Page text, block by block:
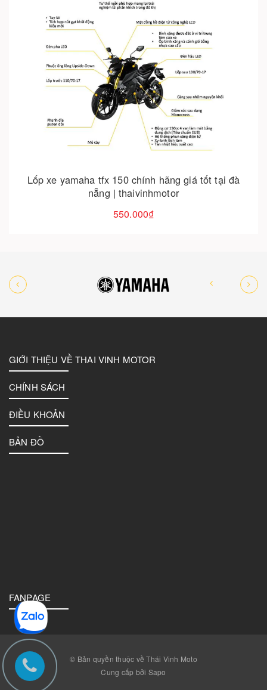
Lốp xe yamaha tfx 150 chính hãng giá tốt tại đà
nẵng | thaivinhmotor
550.000₫
Cho vào giỏ hàng
GIỚI THIỆU VỀ THAI VINH MOTOR
CHÍNH SÁCH
ĐIỀU KHOẢN
BẢN ĐỒ
FANPAGE
© Bản quyền thuộc về Thái Vinh Moto
Cung cấp bởi Sapo